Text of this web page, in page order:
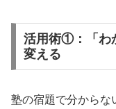
活用術①：「わ
変える
塾の宿題で分からな